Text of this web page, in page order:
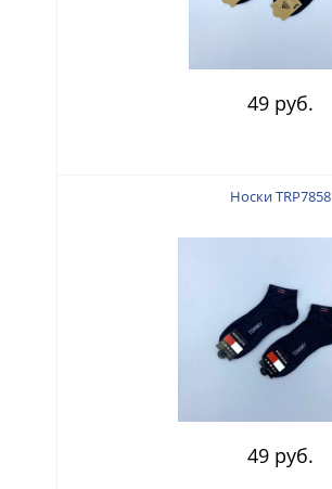
49 руб.
Носки TRP7858
49 руб.